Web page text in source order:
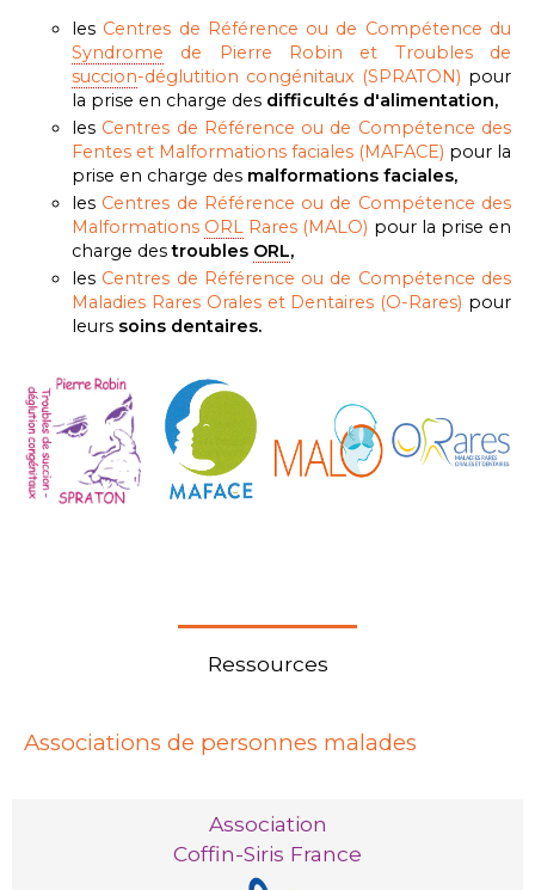
les Centres de Référence ou de Compétence du
Syndrome de Pierre Robin et Troubles de
succion-déglutition congénitaux (SPRATON) pour
la prise en charge des difficultés d'alimentation,
les Centres de Référence ou de Compétence des
Fentes et Malformations faciales (MAFACE) pour la
prise en charge des malformations faciales,
les Centres de Référence ou de Compétence des
Malformations ORL Rares (MALO) pour la prise en
charge destroubles ORL,
les Centres de Référence ou de Compétence des
Maladies Rares Orales et Dentaires (O-Rares) pour
leurs soins dentaires.
Ressources
Associations de personnes malades
Association
Coffin-Siris France